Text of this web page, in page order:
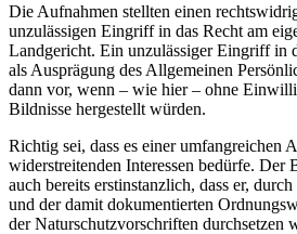
Die Aufnahmen stellten einen
unzulässigen Eingriff in das Recht am
Landgericht. Ein unzulässiger Eingriff in
als Ausprägung des Allgemeinen
dann vor, wenn – wie hier – ohne
Bildnisse hergestellt würden.
Richtig sei, dass es einer umfangreichen
widerstreitenden Interessen bedürfe. Der
auch bereits erstinstanzlich, dass er,
und der damit dokumentierten
der Naturschutzvorschriften durchsetzen